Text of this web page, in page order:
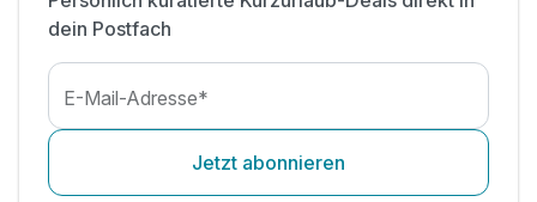
dein Postfach
E-Mail-Adresse*
Jetzt abonnieren